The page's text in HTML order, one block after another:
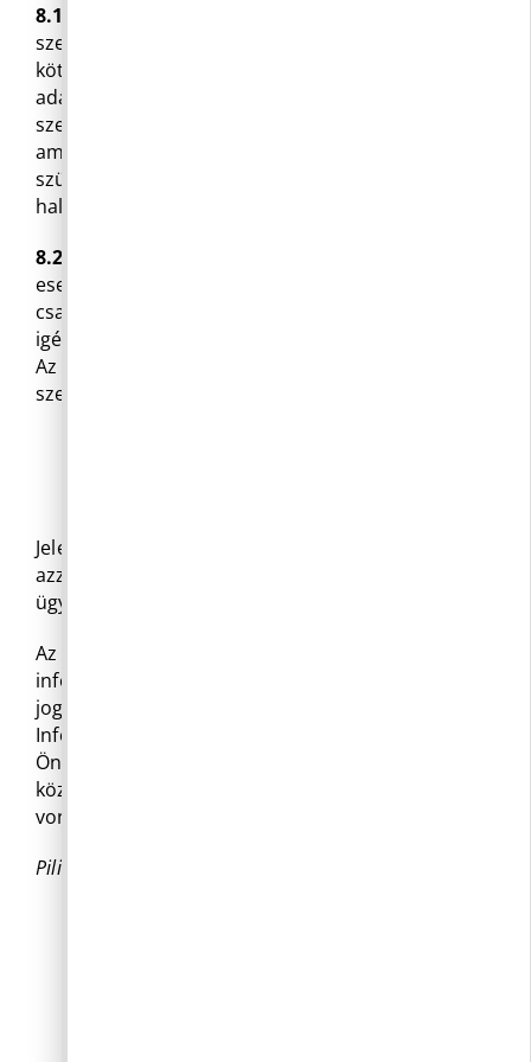
8.1
személyazonosító adatok közléséhez nem
köthető. Az elektronikusan közzétett közérdekű
adatokhoz történő hozzáférés biztosításához
személyes adat csak annyiban kezelhető,
amennyiben az technikailag elengedhetetlenül
szükséges, a személyes adatokat ez követően
haladéktalanul törölni kell.
8.2
esetén az adatigénylő személyazonosító adatai
csak annyiban kezelhetők, amennyiben az az
igény teljesítéséhez elengedhetetlenül szükséges.
Az igény teljesítését követően az igénylő
személyes adatait haladéktalanul törölni kell.
Jelen szabályzat 2021. 09. 13. napján lép hatályba
azzal, hogy rendelkezéseit a folyamatban lévő
ügyekben is alkalmazni kell.
Az Információs önrendelkezési jogról és az
információszabadságról szóló magasabb szintű
jogszabályt valami a Nemzeti Adatvédelmi és
Információszabadság Hatóság előírásait tekinti az
Önkormányzat irányadónak a kötelezően
közzéteendő adatok nyilvánosságra hozatalának
vonatkozásában.
Pilisborosjenő, 2021.09.10.